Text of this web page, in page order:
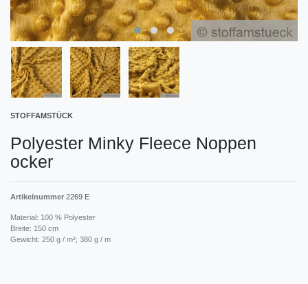
STOFFAMSTÜCK
Polyester Minky Fleece Noppen
ocker
Artikelnummer 2269 E
Material: 100 % Polyester
Breite: 150 cm
Gewicht: 250 g / m²; 380 g / m